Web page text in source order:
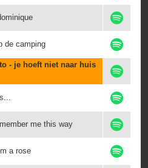
de camping
- je hoeft niet naar huis
me this way
a rose